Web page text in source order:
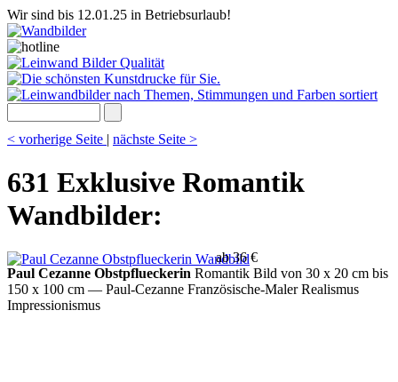
Wir sind bis 12.01.25 in Betriebsurlaub!
< vorherige Seite | nächste Seite >
631 Exklusive Romantik
Wandbilder:
ab 36 €
Paul Cezanne Obstpflueckerin Romantik Bild von 30 x 20 cm bis
150 x 100 cm — Paul-Cezanne Französische-Maler Realismus
Impressionismus